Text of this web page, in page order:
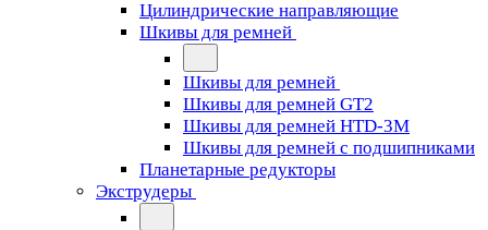
Цилиндрические направляющие
Шкивы для ремней
Шкивы для ремней
Шкивы для ремней GT2
Шкивы для ремней HTD-3M
Шкивы для ремней с подшипниками
Планетарные редукторы
Экструдеры